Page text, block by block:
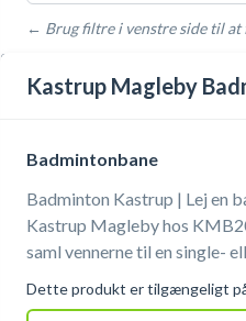
← Brug filtre i venstre side til at
STEDER MED LEDIGE
Kastrup Magleby
Badmintonbane
Badminton Kastrup | Lej en
Kastrup Magleby hos
saml vennerne til en single-
de bedste steder at booke
Dette produkt er tilgængeligt